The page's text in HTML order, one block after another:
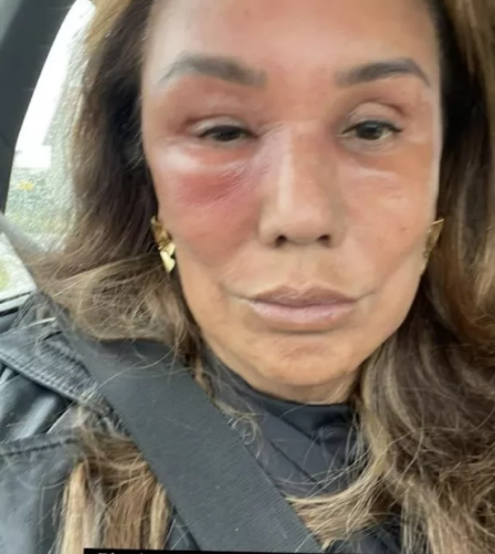
was dat hij een flirt was en altijd ontrouw was,”
vertelt Anouk in gesprek met &C.